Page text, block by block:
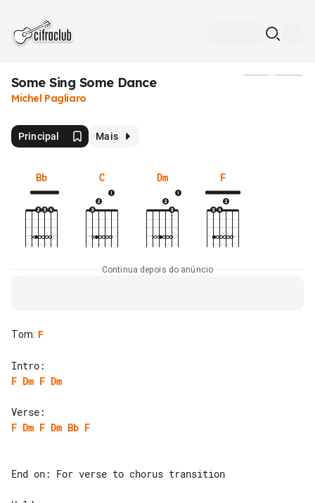
Some Sing Some Dance
Michel Pagliaro
Principal Mais
Bb C Dm F
Continua depois do anúncio
Tom: F
F Dm F Dm
F Dm F Dm Bb F
End on: For verse to chorus transition